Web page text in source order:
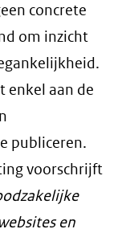
concrete
om inzicht
enkel aan de
publiceren.
voorschrijft
en